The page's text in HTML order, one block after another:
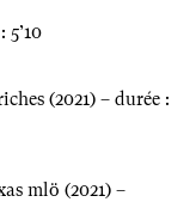
(2021) – durée :
mlö (2021) –